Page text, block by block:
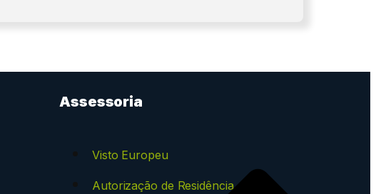
Assessoria
Visto Europeu
Autorização de Residência